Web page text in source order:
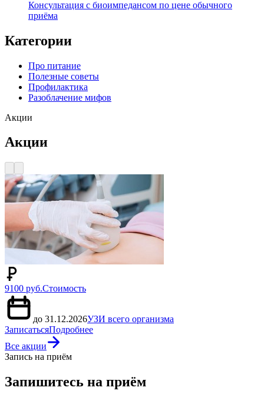
Консультация с биоимпедансом по цене обычного
приёма
Категории
Про питание
Полезные советы
Профилактика
Разоблачение мифов
Акции
Акции
9100 руб.Стоимость
до 31.12.2026УЗИ всего организма
ЗаписатьсяПодробнее
Все акции
Запись на приём
Запишитесь на приём